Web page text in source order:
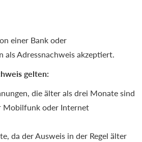
einer Bank oder
als Adressnachweis akzeptiert.
gelten:
die älter als drei Monate sind
Mobilfunk oder Internet
da der Ausweis in der Regel älter